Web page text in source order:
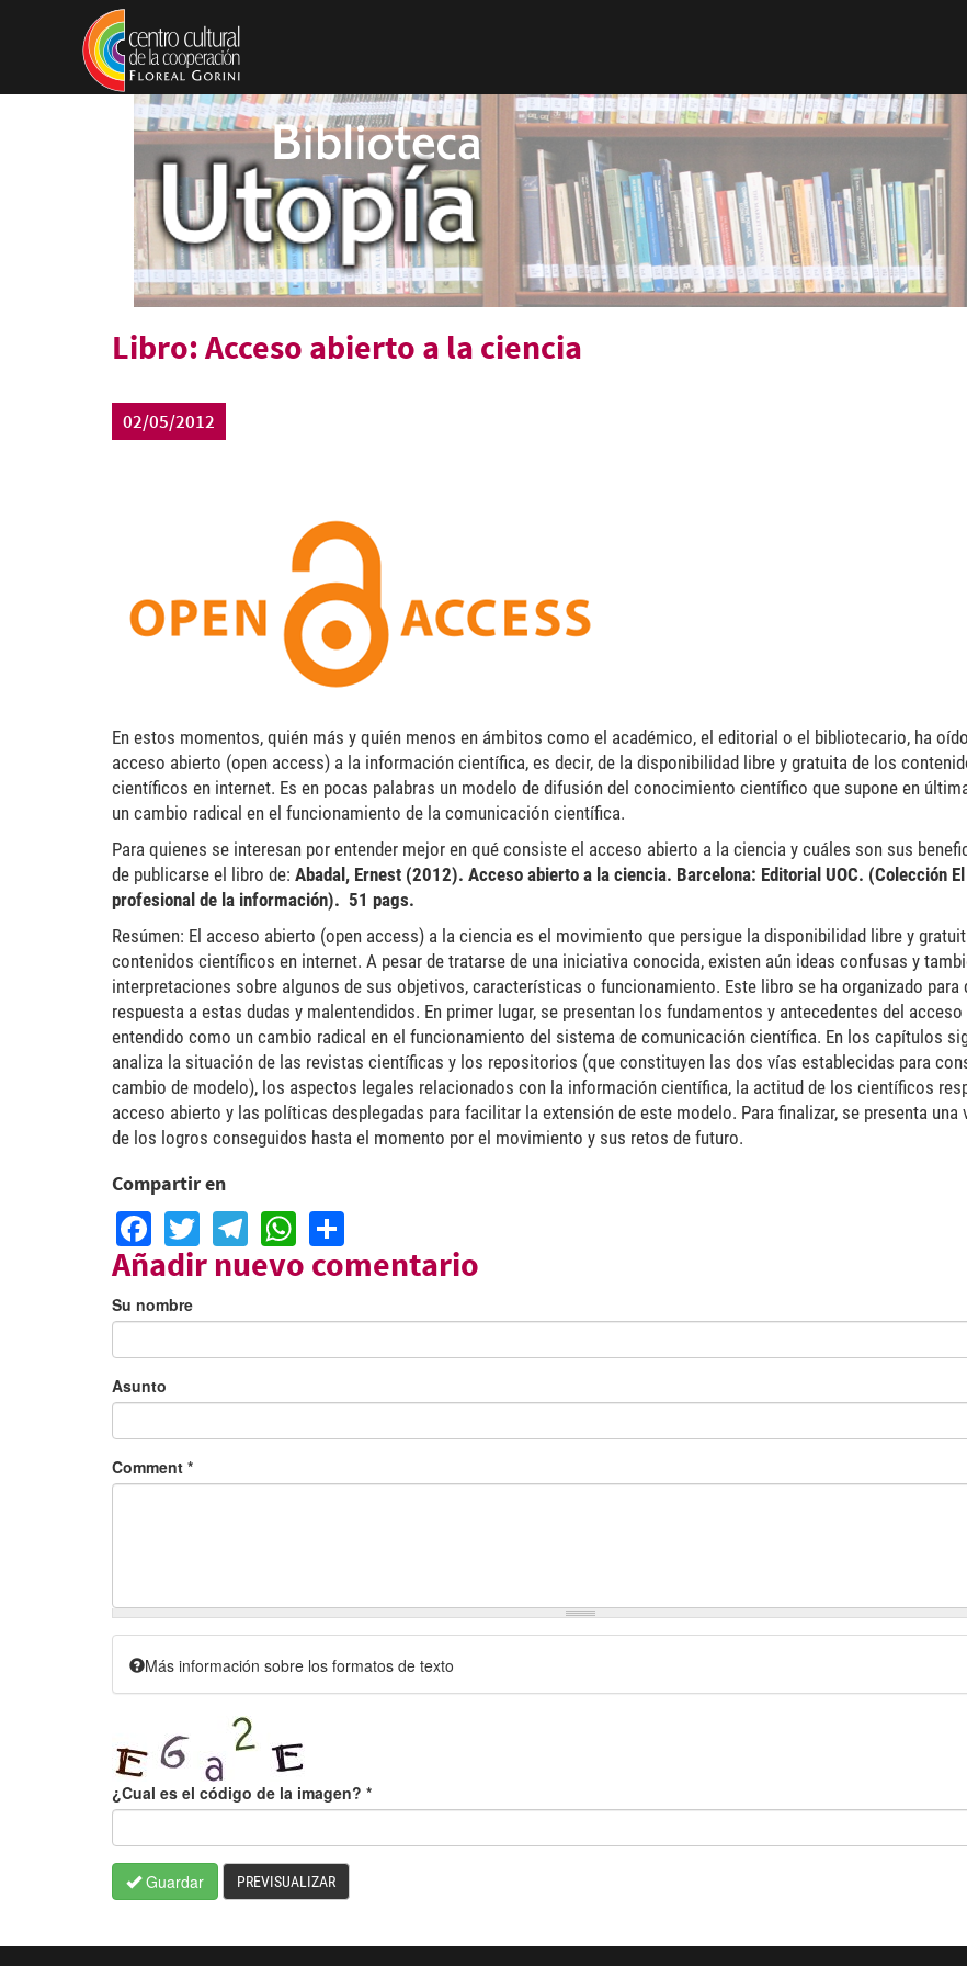
Pasar al contenido principal
Libro: Acceso abierto a la ciencia
02/05/2012
acceso-abierto_0.png
En estos momentos, quién más y quién menos en ámbitos como el académico, el editorial o el bibliotecario, ha
acceso abierto (open access) a la información científica, es decir, de la disponibilidad libre y gratuita de los
científicos en internet. Es en pocas palabras un modelo de difusión del conocimiento científico que supone en
un cambio radical en el funcionamiento de la comunicación científica.
Para quienes se interesan por entender mejor en qué consiste el acceso abierto a la ciencia y cuáles son sus
de publicarse el libro de: Abadal, Ernest (2012). Acceso abierto a la ciencia. Barcelona: Editorial UOC. (Colección El
profesional de la información). 51 pags.
Resúmen: El acceso abierto (open access) a la ciencia es el movimiento que persigue la disponibilidad libre y
contenidos científicos en internet. A pesar de tratarse de una iniciativa conocida, existen aún ideas confusas y
interpretaciones sobre algunos de sus objetivos, características o funcionamiento. Este libro se ha organizado para
respuesta a estas dudas y malentendidos. En primer lugar, se presentan los fundamentos y antecedentes del
entendido como un cambio radical en el funcionamiento del sistema de comunicación científica. En los capítulos
analiza la situación de las revistas científicas y los repositorios (que constituyen las dos vías establecidas para
cambio de modelo), los aspectos legales relacionados con la información científica, la actitud de los científicos
acceso abierto y las políticas desplegadas para facilitar la extensión de este modelo. Para finalizar, se presenta una
de los logros conseguidos hasta el momento por el movimiento y sus retos de futuro.
Compartir en
Facebook
TwitterTelegram
WhatsApp
Añadir nuevo comentario
Su nombre
Asunto
Comment *
Más información sobre los formatos de texto
¿Cual es el código de la imagen? *
Guardar PREVISUALIZAR